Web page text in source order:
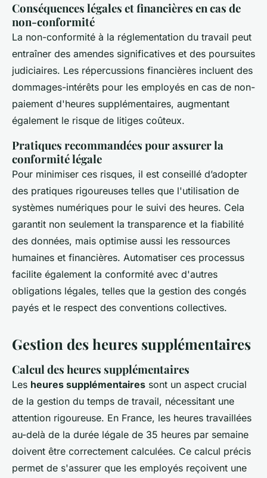
Conséquences légales et financières en cas de
non-conformité
La non-conformité à la réglementation du travail peut
entraîner des amendes significatives et des poursuites
judiciaires. Les répercussions financières incluent des
dommages-intérêts pour les employés en cas de non-
paiement d'heures supplémentaires, augmentant
également le risque de litiges coûteux.
Pratiques recommandées pour assurer la
conformité légale
Pour minimiser ces risques, il est conseillé d’adopter
des pratiques rigoureuses telles que l'utilisation de
systèmes numériques pour le suivi des heures. Cela
garantit non seulement la transparence et la fiabilité
des données, mais optimise aussi les ressources
humaines et financières. Automatiser ces processus
facilite également la conformité avec d'autres
obligations légales, telles que la gestion des congés
payés et le respect des conventions collectives.
Gestion des heures supplémentaires
Calcul des heures supplémentaires
Les heures supplémentaires sont un aspect crucial
de la gestion du temps de travail, nécessitant une
attention rigoureuse. En France, les heures travaillées
au-delà de la durée légale de 35 heures par semaine
doivent être correctement calculées. Ce calcul précis
permet de s'assurer que les employés reçoivent une